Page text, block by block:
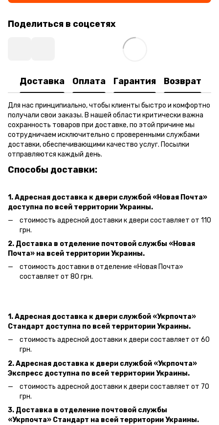
Поделиться в соцсетях
Доставка Оплата Гарантия Возврат
Для нас принципиально, чтобы клиенты быстро и комфортно
получали свои заказы. В нашей области критически важна
сохранность товаров при доставке, по этой причине мы
сотрудничаем исключительно с проверенными службами
доставки, обеспечивающими качество услуг. Посылки
отправляются каждый день.
Способы доставки:
1. Адресная доставка к двери службой «Новая Почта»
доступна по всей территории Украины.
стоимость адресной доставки к двери составляет от 110
грн.
2. Доставка в отделение почтовой службы «Новая
Почта» на всей территории Украины.
стоимость доставки в отделение «Новая Почта»
составляет от 80 грн.
1. Адресная доставка к двери службой «Укрпочта»
Стандарт доступна по всей территории Украины.
стоимость адресной доставки к двери составляет от 60
грн.
2. Адресная доставка к двери службой «Укрпочта»
Экспресс доступна по всей территории Украины.
стоимость адресной доставки к двери составляет от 70
грн.
3. Доставка в отделение почтовой службы
«Укрпочта» Стандарт на всей территории Украины.